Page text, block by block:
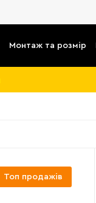
Монтаж та розмір
Топ продажів